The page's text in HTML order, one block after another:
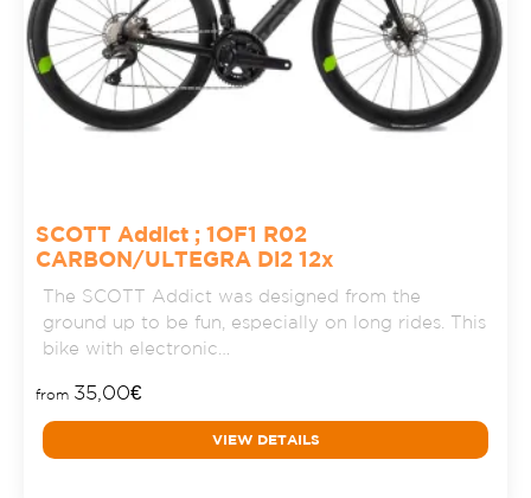
SCOTT Addict ; 1OF1 R02
CARBON/ULTEGRA Di2 12x
The SCOTT Addict was designed from the
ground up to be fun, especially on long rides. This
bike with electronic…
from 35,00€
VIEW DETAILS